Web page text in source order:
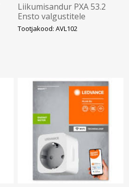
Liikumisandur PXA 53.2
Ensto valgustitele
Tootjakood: AVL102